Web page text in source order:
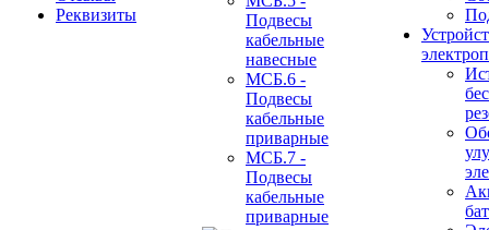
Реквизиты
Подвесы
кабельные
навесные
МСБ.6 -
Подвесы
кабельные
приварные
МСБ.7 -
Подвесы
кабельные
приварные